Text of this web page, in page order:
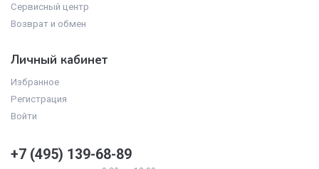
Сервисный центр
Возврат и обмен
Личный кабинет
Избранное
Регистрация
Войти
+7 (495) 139-68-89